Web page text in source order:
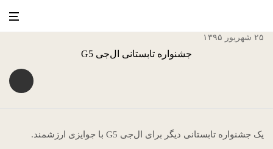
۲۵ شهریور ۱۳۹۵
جشنواره تابستانی ال‌جی G5
یک جشنواره تابستانی دیگر برای ال‌جی G5 با جوایزی ارزشمند.